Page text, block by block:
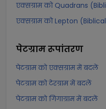
एक्सग्राम को Quadrans
एक्सग्राम को Lepton
पेटग्रामरूपांतरण
पेटग्राम को एक्सग्राम में बदलें
पेटग्राम को टेरग्राम में बदलें
पेटग्राम को गिगाग्राम में बदलें